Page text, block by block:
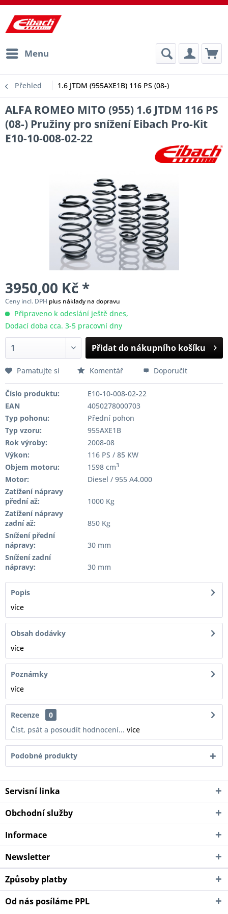
Menu
Přehled 1.6 JTDM (955AXE1B) 116 PS (08-)
ALFA ROMEO MITO (955) 1.6 JTDM 116 PS
(08-) Pružiny pro snížení Eibach Pro-Kit
E10-10-008-02-22
3950,00 Kč *
Ceny incl. DPH plus náklady na dopravu
Připraveno k odeslání ještě dnes,
Dodací doba cca. 3-5 pracovní dny
Přidat do nákupního košíku
Pamatujte si Komentář Doporučit
Číslo produktu:
E10-10-008-02-22
EAN
4050278000703
Typ pohonu:
Přední pohon
Typ vzoru:
955AXE1B
Rok výroby:
2008-08
Výkon:
116 PS / 85 KW
Objem motoru:
1598 cm3
Motor:
Diesel / 955 A4.000
Zatížení nápravy
přední až:
1000 Kg
Zatížení nápravy
zadní až:
850 Kg
Snížení přední
nápravy:
30 mm
Snížení zadní
nápravy:
30 mm
Popis
více
Obsah dodávky
více
Poznámky
více
Recenze
0
Číst, psát a posoudít hodnocení... více
Podobné produkty
Servisní linka
Obchodní služby
Informace
Newsletter
Způsoby platby
Od nás posíláme PPL